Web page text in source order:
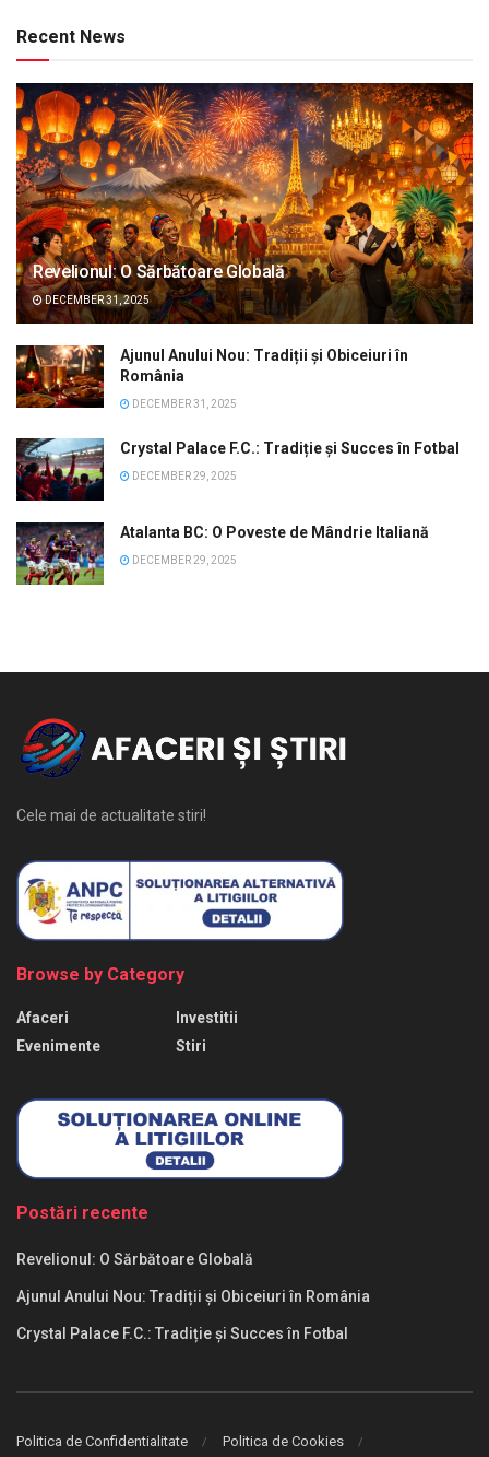
Recent News
Revelionul: O Sărbătoare Globală
DECEMBER 31, 2025
Ajunul Anului Nou: Tradiții și Obiceiuri în
România
DECEMBER 31, 2025
Crystal Palace F.C.: Tradiție și Succes în Fotbal
DECEMBER 29, 2025
Atalanta BC: O Poveste de Mândrie Italiană
DECEMBER 29, 2025
Cele mai de actualitate stiri!
Browse by Category
Afaceri
Evenimente
Investitii
Stiri
Postări recente
Revelionul: O Sărbătoare Globală
Ajunul Anului Nou: Tradiții și Obiceiuri în România
Crystal Palace F.C.: Tradiție și Succes în Fotbal
Politica de Confidentialitate
Politica de Cookies